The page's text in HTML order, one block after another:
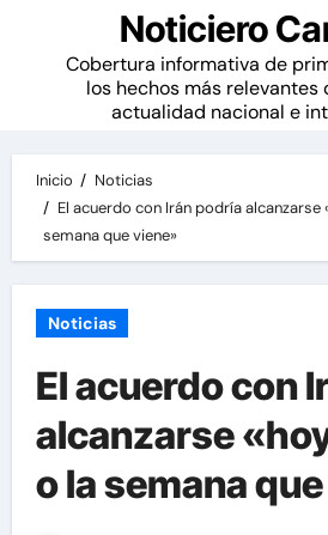
Noticiero
Cobertura informativa de
los hechos más relevantes
actualidad nacional e
Inicio
Noticias
El acuerdo con Irán podría alcanzarse
semana que viene»
Noticias
El acuerdo con
alcanzarse
o la semana